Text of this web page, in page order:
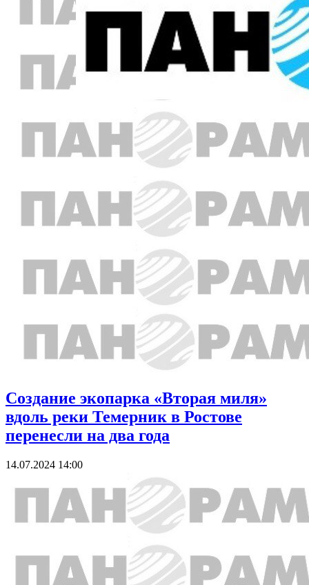
Создание экопарка «Вторая миля»
вдоль реки Темерник в Ростове
перенесли на два года
14.07.2024 14:00